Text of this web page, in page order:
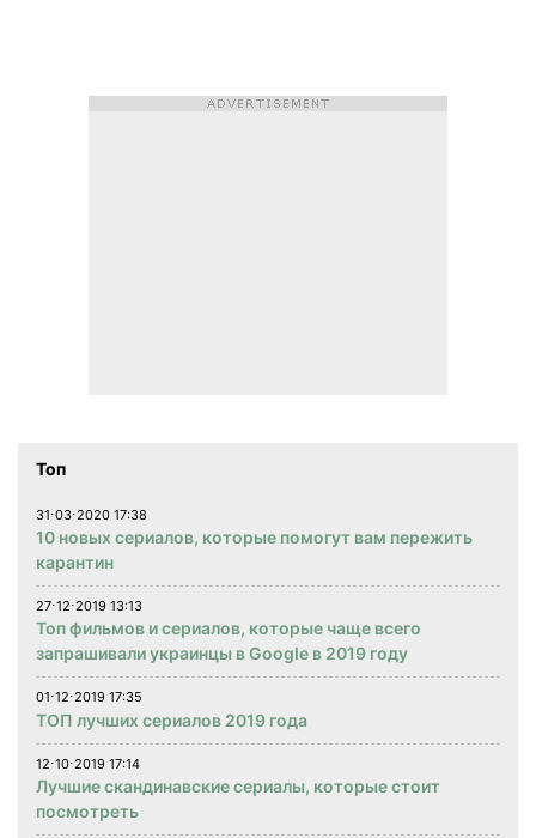
Топ
31⋅03⋅2020 17:38
10 новых сериалов, которые помогут вам пережить
карантин
27⋅12⋅2019 13:13
Топ фильмов и сериалов, которые чаще всего
запрашивали украинцы в Google в 2019 году
01⋅12⋅2019 17:35
ТОП лучших сериалов 2019 года
12⋅10⋅2019 17:14
Лучшие скандинавские сериалы, которые стоит
посмотреть